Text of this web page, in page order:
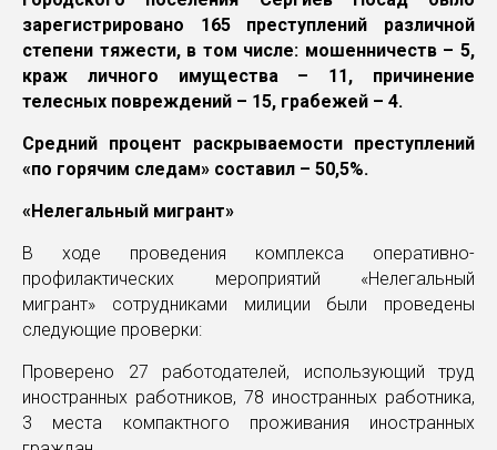
зарегистрировано 165 преступлений различной
степени тяжести, в том числе: мошенничеств – 5,
краж личного имущества – 11, причинение
телесных повреждений – 15, грабежей – 4.
Средний процент раскрываемости преступлений
«по горячим следам» составил – 50,5%.
«Нелегальный мигрант»
В ходе проведения комплекса оперативно-
профилактических мероприятий «Нелегальный
мигрант» сотрудниками милиции были проведены
следующие проверки:
Проверено 27 работодателей, использующий труд
иностранных работников, 78 иностранных работника,
3 места компактного проживания иностранных